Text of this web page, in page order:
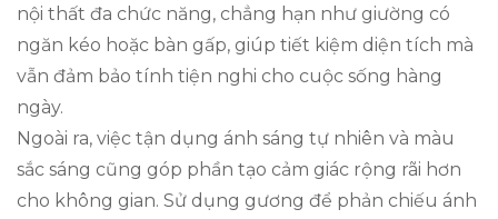
nội thất đa chức năng, chẳng hạn như giường có
ngăn kéo hoặc bàn gấp, giúp tiết kiệm diện tích mà
vẫn đảm bảo tính tiện nghi cho cuộc sống hàng
ngày.
Ngoài ra, việc tận dụng ánh sáng tự nhiên và màu
sắc sáng cũng góp phần tạo cảm giác rộng rãi hơn
cho không gian. Sử dụng gương để phản chiếu ánh